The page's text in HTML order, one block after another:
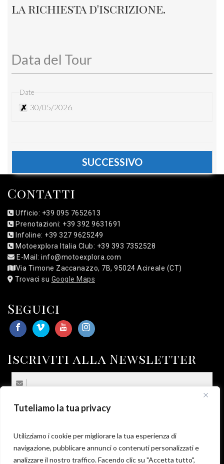
Tuteliamo la tua privacy
Utilizziamo i cookie per migliorare la tua esperienza di
navigazione, pubblicare annunci o contenuti personalizzati e
analizzare il nostro traffico. Facendo clic su "Accetta tutto",
la richiesta d'iscrizione.
Data del Tour
Date
30/05/2026
Contatti
Ufficio: +39 095 7652613
Prenotazioni: +39 392 9631691
Infoline: +39 327 9625249
Motoexplora Italia Club: +39 393 7352528
E-Mail: info@motoexplora.com
Via Timone Zaccanazzo, 7B, 95024 Acireale (CT)
Trovaci su Google Maps
Seguici
Iscriviti alla Newsletter
(*) Sottoscrivo la Privacy Policy